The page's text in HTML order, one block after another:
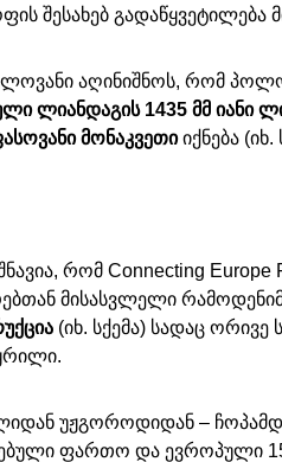
შესახებ გადაწყვეტილება
აღინიშნოს, რომ
ლიანდაგის 1435 მმ იანი
მონაკვეთიიქნება (იხ.
რომ Connecting
მისასვლელი
(იხ. სქემა) სადაც
უჟგოროდიდან –
ფართო და ევროპული